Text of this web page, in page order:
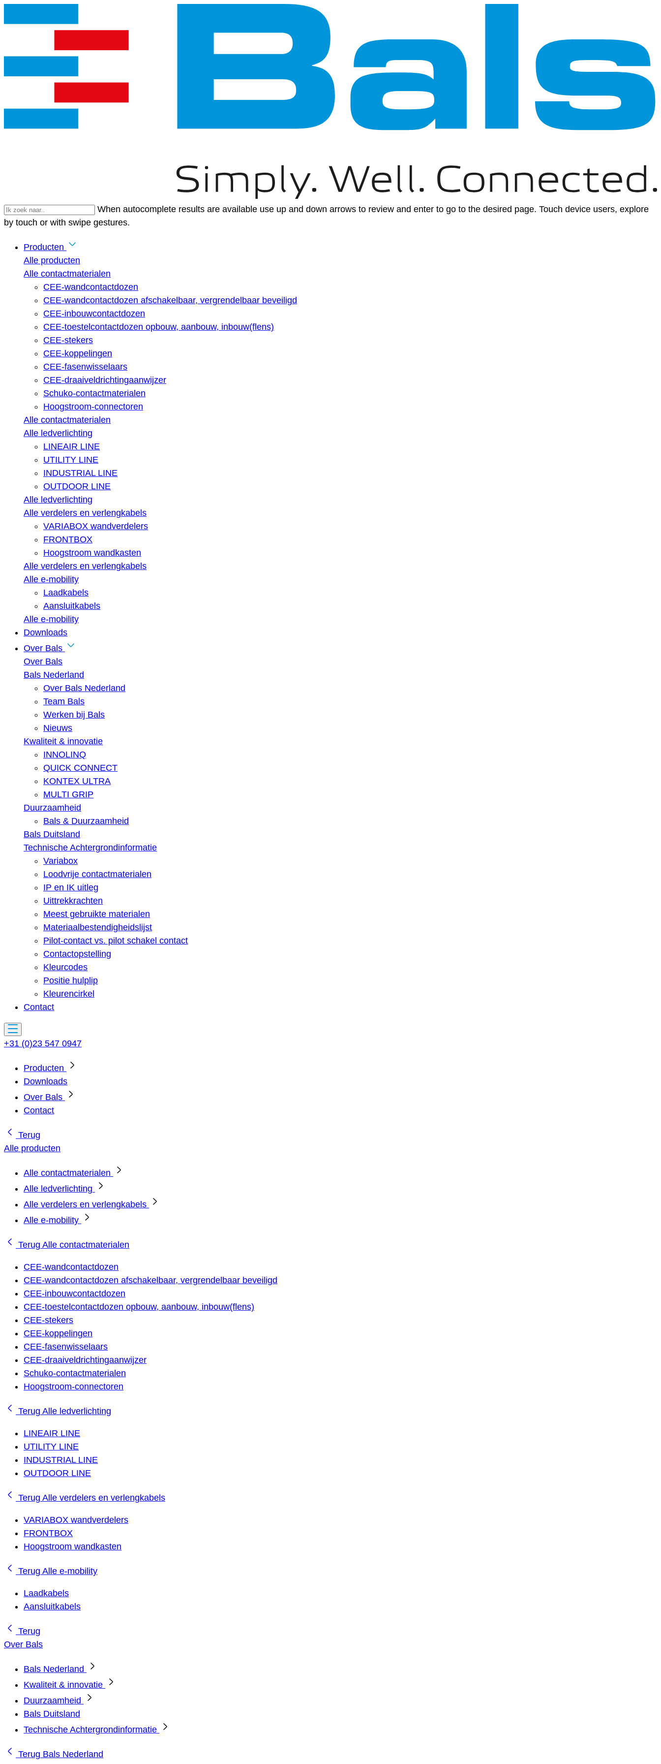
When autocomplete results are available use up and down arrows to review and enter to go to the desired page. Touch device users, explore
by touch or with swipe gestures.
Producten
Alle producten
Alle contactmaterialen
CEE-wandcontactdozen
CEE-wandcontactdozen afschakelbaar, vergrendelbaar beveiligd
CEE-inbouwcontactdozen
CEE-toestelcontactdozen opbouw, aanbouw, inbouw(flens)
CEE-stekers
CEE-koppelingen
CEE-fasenwisselaars
CEE-draaiveldrichtingaanwijzer
Schuko-contactmaterialen
Hoogstroom-connectoren
Alle contactmaterialen
Alle ledverlichting
LINEAIR LINE
UTILITY LINE
INDUSTRIAL LINE
OUTDOOR LINE
Alle ledverlichting
Alle verdelers en verlengkabels
VARIABOX wandverdelers
FRONTBOX
Hoogstroom wandkasten
Alle verdelers en verlengkabels
Alle e-mobility
Laadkabels
Aansluitkabels
Alle e-mobility
Downloads
Over Bals
Over Bals
Bals Nederland
Over Bals Nederland
Team Bals
Werken bij Bals
Nieuws
Kwaliteit & innovatie
INNOLINQ
QUICK CONNECT
KONTEX ULTRA
MULTI GRIP
Duurzaamheid
Bals & Duurzaamheid
Bals Duitsland
Technische Achtergrondinformatie
Variabox
Loodvrije contactmaterialen
IP en IK uitleg
Uittrekkrachten
Meest gebruikte materialen
Materiaalbestendigheidslijst
Pilot-contact vs. pilot schakel contact
Contactopstelling
Kleurcodes
Positie hulplip
Kleurencirkel
Contact
+31 (0)23 547 0947
Producten
Downloads
Over Bals
Contact
Terug
Alle producten
Alle contactmaterialen
Alle ledverlichting
Alle verdelers en verlengkabels
Alle e-mobility
Terug Alle contactmaterialen
CEE-wandcontactdozen
CEE-wandcontactdozen afschakelbaar, vergrendelbaar beveiligd
CEE-inbouwcontactdozen
CEE-toestelcontactdozen opbouw, aanbouw, inbouw(flens)
CEE-stekers
CEE-koppelingen
CEE-fasenwisselaars
CEE-draaiveldrichtingaanwijzer
Schuko-contactmaterialen
Hoogstroom-connectoren
Terug Alle ledverlichting
LINEAIR LINE
UTILITY LINE
INDUSTRIAL LINE
OUTDOOR LINE
Terug Alle verdelers en verlengkabels
VARIABOX wandverdelers
FRONTBOX
Hoogstroom wandkasten
Terug Alle e-mobility
Laadkabels
Aansluitkabels
Terug
Over Bals
Bals Nederland
Kwaliteit & innovatie
Duurzaamheid
Bals Duitsland
Technische Achtergrondinformatie
Terug Bals Nederland